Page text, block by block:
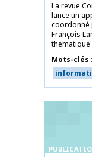
La revue
lance un
coordonné
François
thématique
Mots-clés